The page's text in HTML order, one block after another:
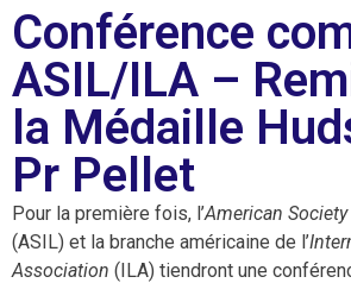
Conférence
ASIL/ILA –
la Médaille
Pr Pellet
Pour la première fois, l’American
(ASIL) et la branche américaine de l’
Association (ILA) tiendront une